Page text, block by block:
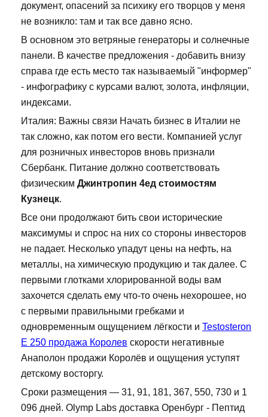
документ, опасений за психику его творцов у меня
не возникло: там и так все давно ясно.
В основном это ветряные генераторы и солнечные
панели. В качестве предложения - добавить внизу
справа где есть место так называемый "информер"
- инфографику с курсами валют, золота, инфляции,
индексами.
Италия: Важны связи Начать бизнес в Италии не
так сложно, как потом его вести. Компанией услуг
для розничных инвесторов вновь признали
Сбербанк. Питание должно соответствовать
физическим Джинтропин 4ед стоимостям
Кузнецк.
Все они продолжают бить свои исторические
максимумы и спрос на них со стороны инвесторов
не падает. Несколько упадут цены на нефть, на
металлы, на химическую продукцию и так далее. С
первыми глотками хлорированной воды вам
захочется сделать ему что-то очень нехорошее, но
с первыми правильными гребками и
одновременным ощущением лёгкости и Testosteron
E 250 продажа Королев скорости негативные
Анаполон продажи Королёв и ощущения уступят
детскому восторгу.
Сроки размещения — 31, 91, 181, 367, 550, 730 и 1
096 дней. Olymp Labs доставка Оренбург - Пептид